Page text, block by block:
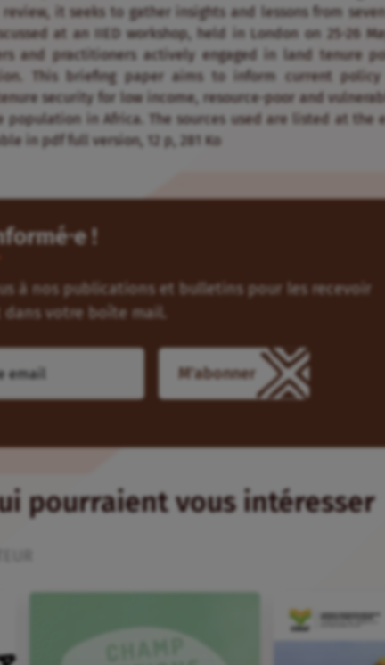
it seeks to gather insights and lessons from
at an IIED workshop, held in London on 25-26
and practitioners actively engaged in land tenure
This briefing paper aims to inform current policy
security for low income, resource-poor and
population in Africa. The sources used are listed at the
in pdf full version, 12 p, 281 Ko
!
à nos publications et bulletins pour les recevoir
votre boîte mail.
pourraient vous intéresser